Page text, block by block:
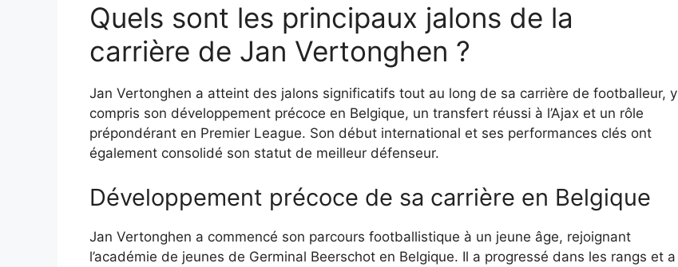
Quels sont les principaux jalons de la
carrière de Jan Vertonghen ?
Jan Vertonghen a atteint des jalons significatifs tout au long de sa carrière de footballeur, y
compris son développement précoce en Belgique, un transfert réussi à l’Ajax et un rôle
prépondérant en Premier League. Son début international et ses performances clés ont
également consolidé son statut de meilleur défenseur.
Développement précoce de sa carrière en Belgique
Jan Vertonghen a commencé son parcours footballistique à un jeune âge, rejoignant
l’académie de jeunes de Germinal Beerschot en Belgique. Il a progressé dans les rangs et a